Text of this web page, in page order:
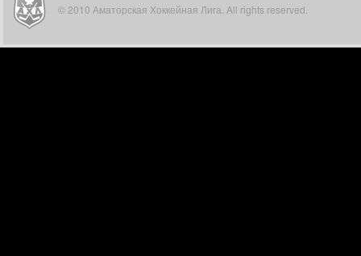
© 2010 Аматорская Хоккейная Лига. All rights reserved.